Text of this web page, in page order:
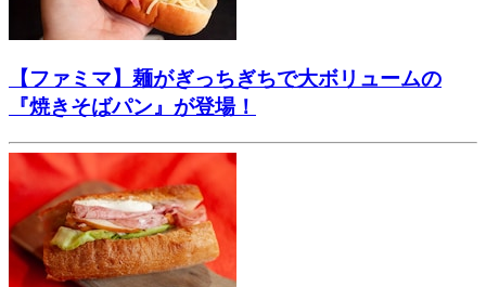
【ファミマ】麺がぎっちぎちで大ボリュームの
『焼きそばパン』が登場！